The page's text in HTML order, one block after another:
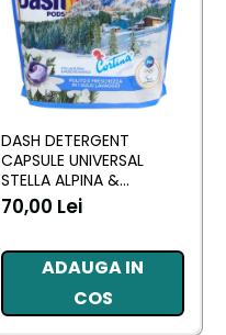
DASH DETERGENT
CAPSULE UNIVERSAL
STELLA ALPINA &
MUSCHINO BIANCO 60
BUC
70,00 Lei
ADAUGA IN
COS